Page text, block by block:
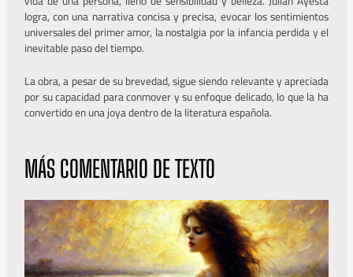
logra, con una narrativa concisa y precisa, evocar los sentimientos
universales del primer amor, la nostalgia por la infancia perdida y el
inevitable paso del tiempo.
La obra, a pesar de su brevedad, sigue siendo relevante y apreciada
por su capacidad para conmover y su enfoque delicado, lo que la ha
convertido en una joya dentro de la literatura española.
MÁS COMENTARIO DE TEXTO